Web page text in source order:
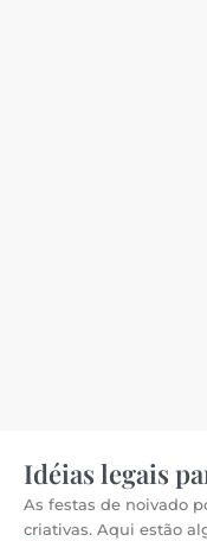
Idéias legais
As festas de noivado
criativas. Aqui estão